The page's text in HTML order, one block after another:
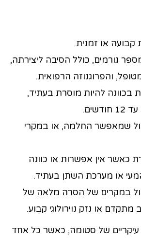
קבועה או זמנית.
גורמים, כולל הסיבה ליצירתה,
והפרוגנוזה הרפואית.
בכוונה להיות מוסרת בעתיד,
שמאפשר החלמה, או במקרי
כאשר אין אפשרות או כוונה
או מערכת השתן בעתיד.
במקרים של הסרה מלאה של
או נזק נוירולוגי קבוע.
עיקריים של סטומה, כאשר כל אחד